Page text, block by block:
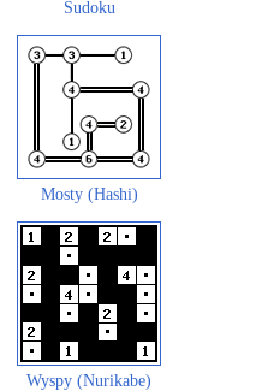
Sudoku
Mosty (Hashi)
Wyspy (Nurikabe)